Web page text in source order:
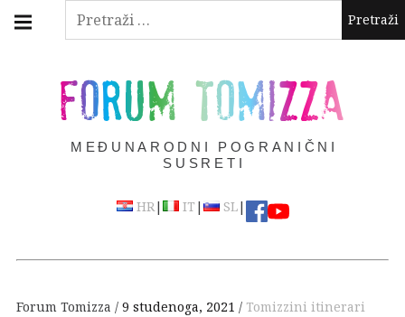
Pretraži:
Skip
FORUM TOMIZZA
MEĐUNARODNI POGRANIČNI
SUSRETI
HR| IT | SL|
navigation
Forum Tomizza 9 studenoga, 2021 Tomizzini itinerari